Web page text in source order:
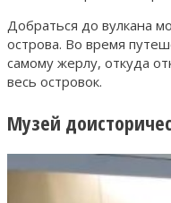
Добраться до вулкана
острова. Во время
самому жерлу, откуда
весь островок.
Музей